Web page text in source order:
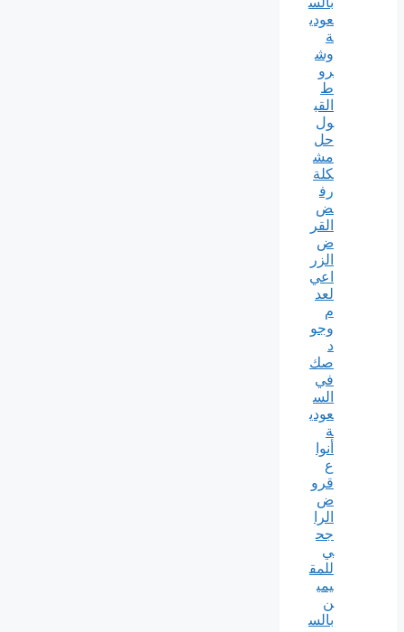
عودي
ة
وش
رو
ط
القب
ول
حل
مش
كلة
رف
ض
القر
ض
الزر
اعي
لعد
م
وجو
د
صك
في
الس
عودي
ة
أنوا
ع
قرو
ض
الرا
جح
ي
للمق
يمي
ن
بالس